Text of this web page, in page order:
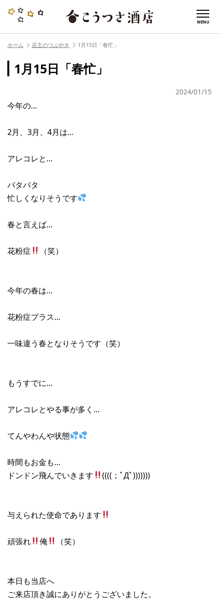
MENU
ホーム 店主のつぶやき 1月15日「春忙」
1月15日「春忙」
2024/01/15
今年の…
2月、3月、4月は…
アレコレと…
バタバタ
忙しくなりそうです
春と言えば…
花粉症 （笑）
今年の春は…
花粉症プラス…
一味違う春となりそうです（笑）
もうすでに…
アレコレとやる事が多く…
てんやわんや状態
時間もお金も…
ドンドン飛んでいきます
((((；ﾟДﾟ)))))))
与えられた使命であります
頑張れ 俺 （笑）
本日も当店へ
ご来店頂き誠にありがとうございました。